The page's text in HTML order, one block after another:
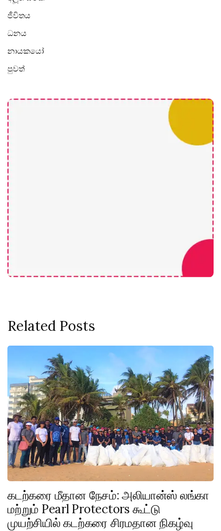
ජීවිතය
ධනය
නායකයෝ
පුවත්
Related Posts
கடற்கரை மீதான நேசம்: அலியான்ஸ் லங்கா
மற்றும் Pearl Protectors கூட்டு
முயற்சியில் கடற்கரை சிரமதான நிகழ்வு